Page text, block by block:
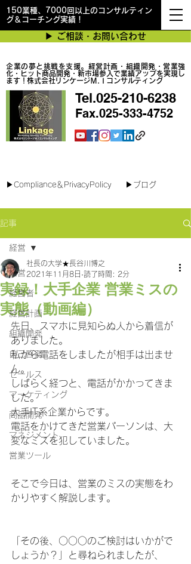
150業種、7000回以上のコンサルティン
グ＆コーチング実績！
企業の夢と挑戦を支援。経営計画・組織開発・営業強
化・ヒット商品開発・新市場参入で業績アップを実現し
ます！株式会社リンケージＭ.Ｉコンサルティング
▶︎ ご相談・お問い合わせ
Tel.025-210-6238
Fax.025-333-4752
▶︎Compliance＆PrivacyPolicy ▶︎ブログ
記事
経営
経営者
経営計画
組織開発
自己啓発
セールス
マーケティング
商品開発
マネジメント
営業ツール
経営
実録！大手企業 営業ミスの
実態（動画編）
社長の大学★長谷川博之
2021年11月8日 読了時間: 2分
先日、スマホに見知らぬ人から着信が
ありました。
私から電話をしましたが相手は出ませ
ん。
しばらく経つと、電話がかかってきま
した。
大手IT系企業からです。
電話をかけてきだ営業パーソンは、大
変なミスを犯していました。
そこで今日は、営業のミスの実態をわ
かりやすく解説します。
「その後、○○○のご検討はいかがで
しょうか？」と尋ねられましたが、